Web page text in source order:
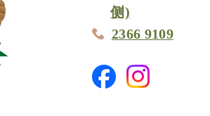
侧)
2366 9109